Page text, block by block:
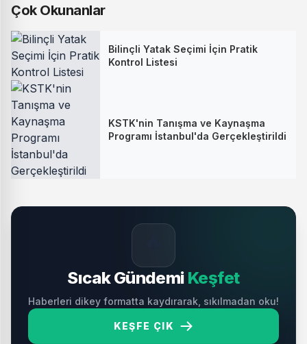
Çok Okunanlar
Bilinçli Yatak Seçimi İçin Pratik
Kontrol Listesi
KSTK'nin Tanışma ve Kaynaşma
Programı İstanbul'da Gerçekleştirildi
Sıcak Gündemi Keşfet
Haberleri dikey formatta kaydırarak, sıkılmadan oku!
KEŞFE ÇIK